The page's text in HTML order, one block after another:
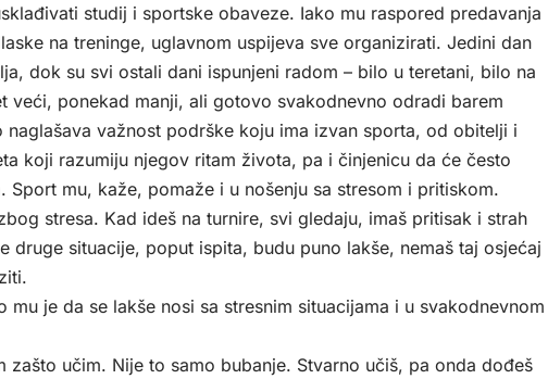
studij i sportske obaveze. Iako mu raspored predavanja
na treninge, uglavnom uspijeva sve organizirati. Jedini dan
dok su svi ostali dani ispunjeni radom – bilo u teretani, bilo na
veći, ponekad manji, ali gotovo svakodnevno odradi barem
naglašava važnost podrške koju ima izvan sporta, od obitelji i
koji razumiju njegov ritam života, pa i činjenicu da će često
Sport mu, kaže, pomaže i u nošenju sa stresom i pritiskom.
stresa. Kad ideš na turnire, svi gledaju, imaš pritisak i strah
druge situacije, poput ispita, budu puno lakše, nemaš taj osjećaj
mu je da se lakše nosi sa stresnim situacijama i u svakodnevnom
zašto učim. Nije to samo bubanje. Stvarno učiš, pa onda dođeš